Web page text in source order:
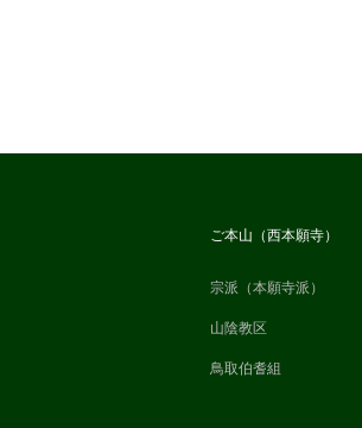
ご本山（西本願寺）
宗派（本願寺派）
山陰教区
鳥取伯耆組